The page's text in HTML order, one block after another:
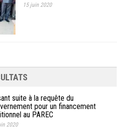
15 juin 2020
suite à la requête du
pour un financement
au PAREC
2020